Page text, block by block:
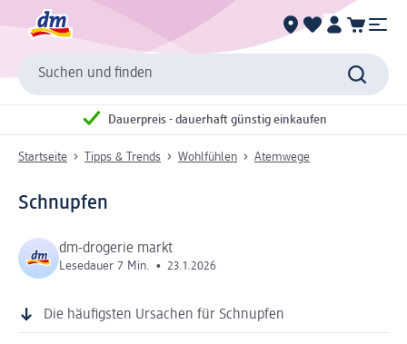
Suchen und finden
Dauerpreis - dauerhaft günstig einkaufen
Startseite Tipps & Trends Wohlfühlen Atemwege
Schnupfen
dm-drogerie markt
Lesedauer 7 Min. • 23.1.2026
Die häufigsten Ursachen für Schnupfen